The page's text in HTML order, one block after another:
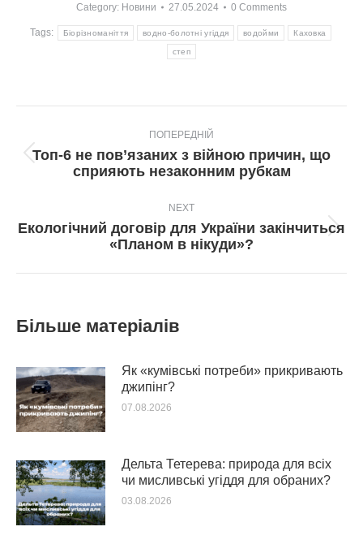
Category: Новини 27.05.2024 0 Comments
Tags: Біорізноманіття водно-болотні угіддя водойми Каховка
степ
navigation
ПОПЕРЕДНІЙ
Попередній
пост:
Топ-6 не пов’язаних з війною причин, що
сприяють незаконним рубкам
NEXT
Next
post:
Екологічний договір для України закінчиться
«Планом в нікуди»?
Більше матеріалів
Як «кумівські потреби» прикривають
джипінг?
07.08.2026
Дельта Тетерева: природа для всіх
чи мисливські угіддя для обраних?
03.08.2026